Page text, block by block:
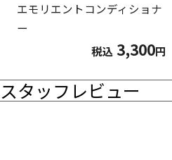
エモリエントコンディショナ
ー
税込 3,300円
スタッフレビュー